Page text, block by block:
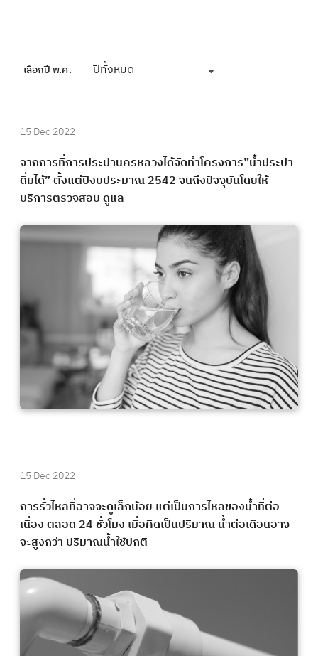
เลือกปี พ.ศ. ปีทั้งหมด
15 Dec 2022
จากการที่การประปานครหลวงได้จัดทำโครงการ”น้ำประปา
ดื่มได้” ตั้งแต่ปีงบประมาณ 2542 จนถึงปัจจุบันโดยให้
บริการตรวจสอบ ดูแล
15 Dec 2022
การรั่วไหลที่อาจจะดูเล็กน้อย แต่เป็นการไหลของน้ำที่ต่อ
เนื่อง ตลอด 24 ชั่วโมง เมื่อคิดเป็นปริมาณ น้ำต่อเดือนอาจ
จะสูงกว่า ปริมาณน้ำใช้ปกติ